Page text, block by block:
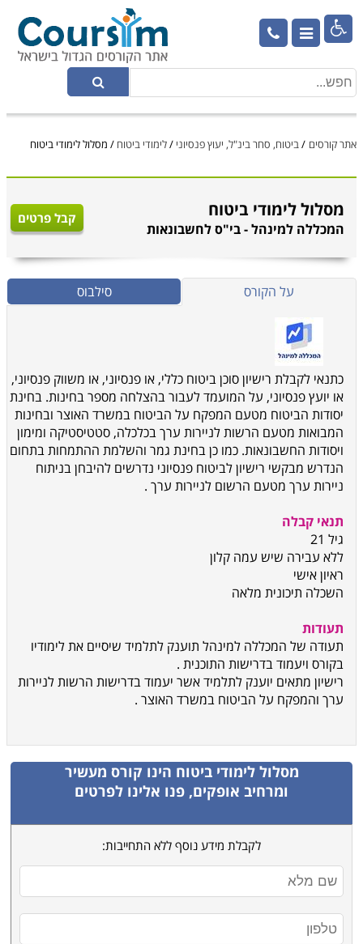

אתר קורסים /ביטוח, סחר בינ"ל, יעוץ פנסיוני /לימודי ביטוח / מסלול לימודי ביטוח
מסלול לימודי ביטוח
המכללה למינהל - בי"ס לחשבונאות
קבל פרטים
על הקורס סילבוס
כתנאי לקבלת רישיון סוכן ביטוח כללי, או פנסיוני, או משווק פנסיוני,
או יועץ פנסיוני, על המועמד לעבור בהצלחה מספרבחינות. בחינת
יסודות הביטוח מטעם המפקח על הביטוח במשרד האוצר ובחינות
המבואות מטעם הרשות לניירות ערך בכלכלה, סטטיסטיקה ומימון
ויסודות החשבונאות. כמו כן בחינת גמר והשלמת ההתמחות בתחום
הנדרש מבקשי רישיון לביטוח פנסיוני נדרשים להיבחן בניתוח
ניירות ערך מטעם הרשום לניירות ערך .
תנאי קבלה
גיל 21
ללא עבירה שיש עמה קלון
ראיון אישי
השכלה תיכונית מלאה
תעודות
תעודה של המכללה למינהל תוענק לתלמיד שיסיים אתלימודיו
בקורס ויעמוד בדרישות התוכנית .
רישיון מתאים יוענק לתלמיד אשר יעמוד בדרישות הרשות לניירות
ערך והמפקח על הביטוח במשרד האוצר .
מסלול לימודי ביטוח הינו קורס מעשיר
ומרחיב אופקים, פנו אלינו לפרטים
לקבלת מידע נוסף ללא התחייבות: